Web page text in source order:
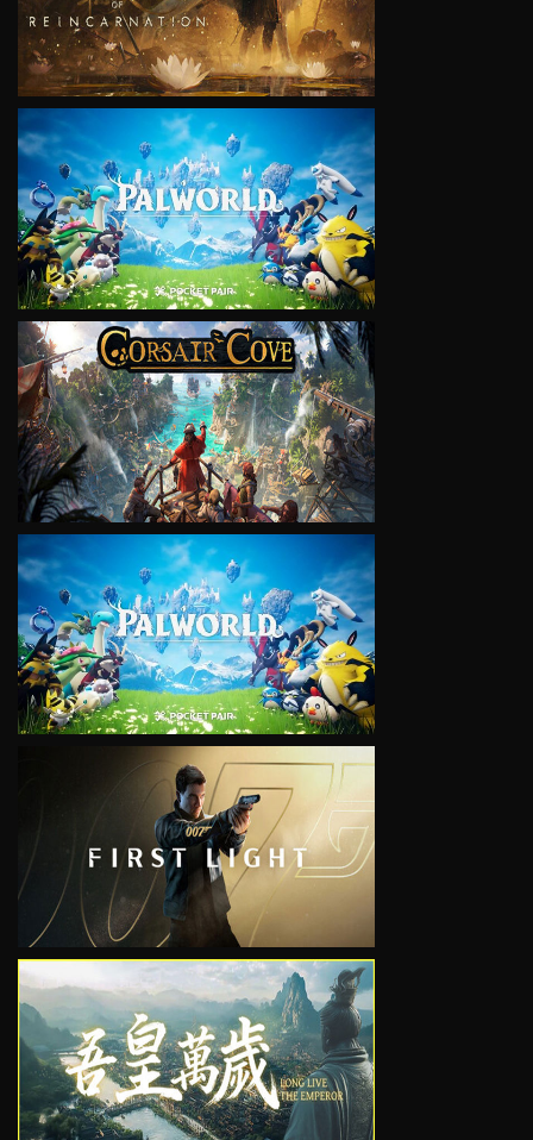
VIEW
VIEW
VIEW
VIEW
VIEW